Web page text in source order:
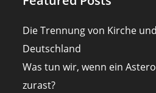
Die Trennung von Kirche
Deutschland
Was tun wir, wenn ein
zurast?